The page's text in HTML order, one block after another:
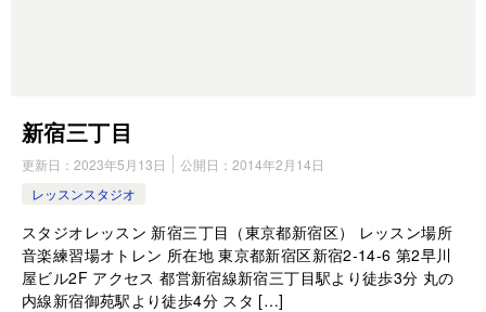
新宿三丁目
更新日： 2023年5月13日 公開日： 2014年2月14日
レッスンスタジオ
スタジオレッスン 新宿三丁目（東京都新宿区） レッスン場所
音楽練習場オトレン 所在地 東京都新宿区新宿2-14-6 第2早川
屋ビル2F アクセス 都営新宿線新宿三丁目駅より徒歩3分 丸の
内線新宿御苑駅より徒歩4分 スタ […]